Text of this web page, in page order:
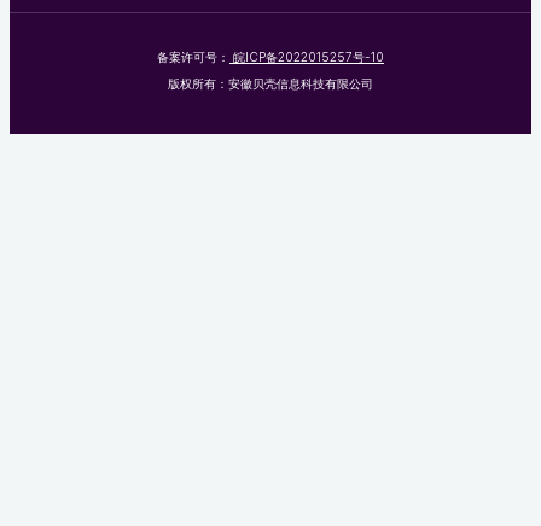
备案许可号： 皖ICP备2022015257号-10
版权所有：安徽贝壳信息科技有限公司